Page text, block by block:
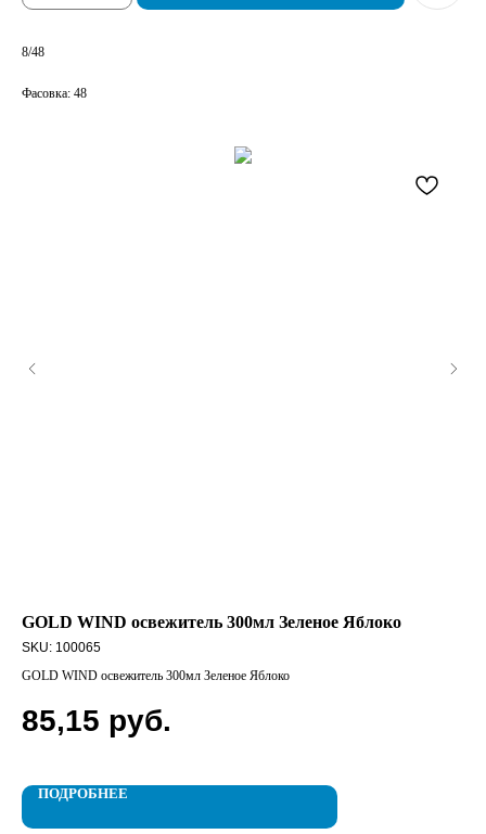
8/48
Фасовка: 48
GOLD WIND освежитель 300мл Зеленое Яблоко
SKU: 100065
GOLD WIND освежитель 300мл Зеленое Яблоко
85,15 руб.
ПОДРОБНЕЕ